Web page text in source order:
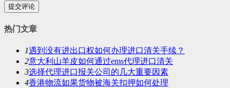
提交评论
热门文章
1遇到没有进出口权如何办理进口清关手续？
2意大利山羊皮如何通过ems代理进口清关
3选择代理进口报关公司的几大重要因素
4香港物流如果货物被海关扣押如何处理